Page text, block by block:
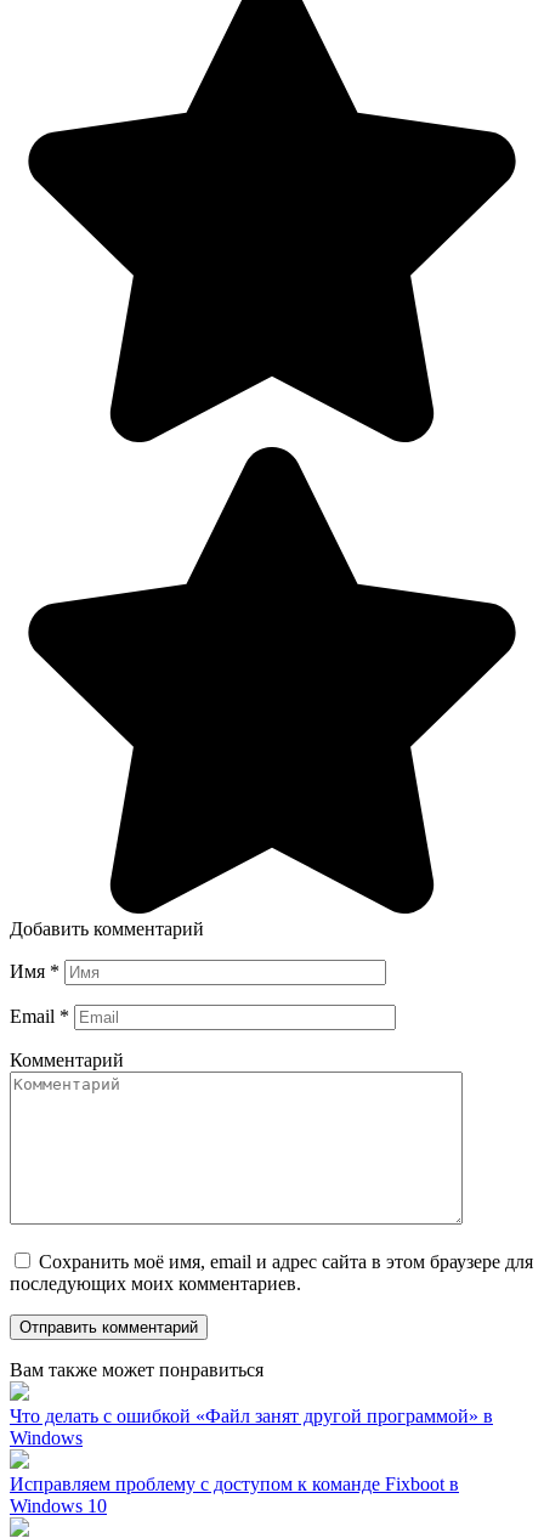
Добавить комментарий
Имя *
Email *
Комментарий
Сохранить моё имя, email и адрес сайта в этом браузере для
последующих моих комментариев.
Вам также может понравиться
Что делать с ошибкой «Файл занят другой программой» в
Windows
Исправляем проблему с доступом к команде Fixboot в
Windows 10